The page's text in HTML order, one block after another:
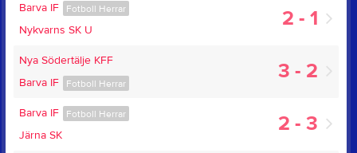
2 - 1
Fotboll Herrar
Barva IF
Nykvarns SK U
3 - 2
Nya Södertälje KFF
Fotboll Herrar
Barva IF
2 - 3
Fotboll Herrar
Barva IF
Järna SK